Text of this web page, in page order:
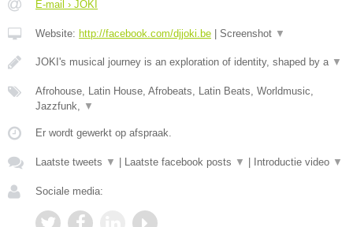
E-mail › JOKI
Website: http://facebook.com/djjoki.be Screenshot ▼
JOKI's musical journey is an exploration of identity, shaped by a ▼
Afrohouse, Latin House, Afrobeats, Latin Beats, Worldmusic,
Jazzfunk,
▼
Er wordt gewerkt op afspraak.
Laatste tweets ▼ Laatste facebook posts ▼ Introductie video ▼
Sociale media: